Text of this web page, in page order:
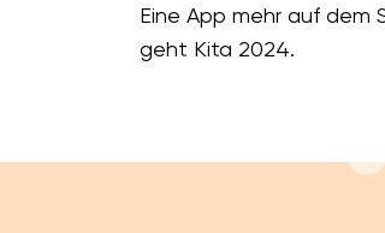
Eine App mehr auf dem
geht Kita 2024.